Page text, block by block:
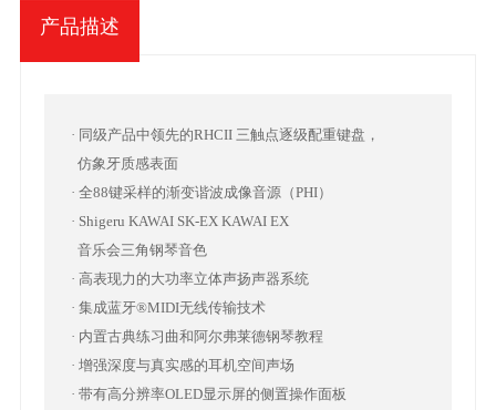
产品描述
· 同级产品中领先的RHCII 三触点逐级配重键盘，
仿象牙质感表面
· 全88键采样的渐变谐波成像音源（PHI）
· Shigeru KAWAI SK-EX KAWAI EX
音乐会三角钢琴音色
· 高表现力的大功率立体声扬声器系统
· 集成蓝牙®MIDI无线传输技术
· 内置古典练习曲和阿尔弗莱德钢琴教程
· 增强深度与真实感的耳机空间声场
· 带有高分辨率OLED显示屏的侧置操作面板